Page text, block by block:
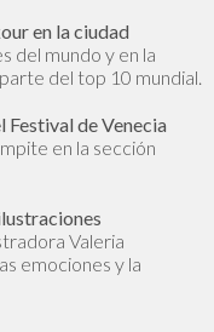
en la ciudad
del mundo y en la
del top 10 mundial.
Festival de Venecia
en la sección
Valeria
emociones y la